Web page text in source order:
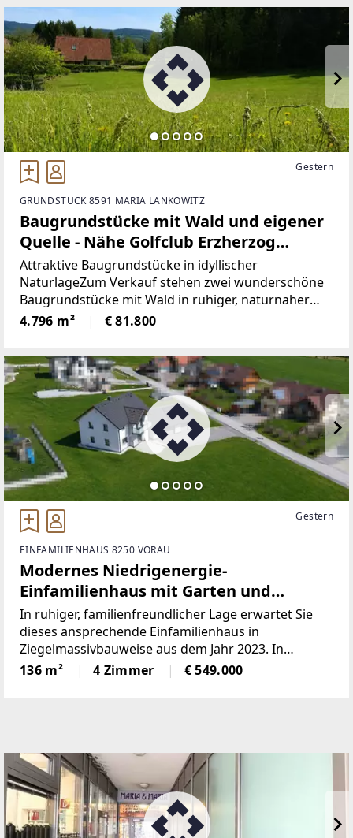
Gestern
GRUNDSTÜCK 8591 MARIA LANKOWITZ
Baugrundstücke mit Wald und eigener
Quelle - Nähe Golfclub Erzherzog
Johann
Attraktive Baugrundstücke in idyllischer
NaturlageZum Verkauf stehen zwei wunderschöne
Baugrundstücke mit Wald in ruhiger, naturnaher
Lage. Die Grundstücke überzeugen durch
besondere Lage, die Privatsphäre und Erholung
4.796 m² € 81.800
Gestern
EINFAMILIENHAUS 8250 VORAU
Modernes Niedrigenergie-
Einfamilienhaus mit Garten und
sonniger Terrasse – ideal für Familien!
In ruhiger, familienfreundlicher Lage erwartet Sie
dieses ansprechende Einfamilienhaus in
Ziegelmassivbauweise aus dem Jahr 2023. In
Kombination mit nachhaltiger Energietechnik bietet
es ein Wohnkonzept, das Komfort und
136 m² 4 Zimmer € 549.000